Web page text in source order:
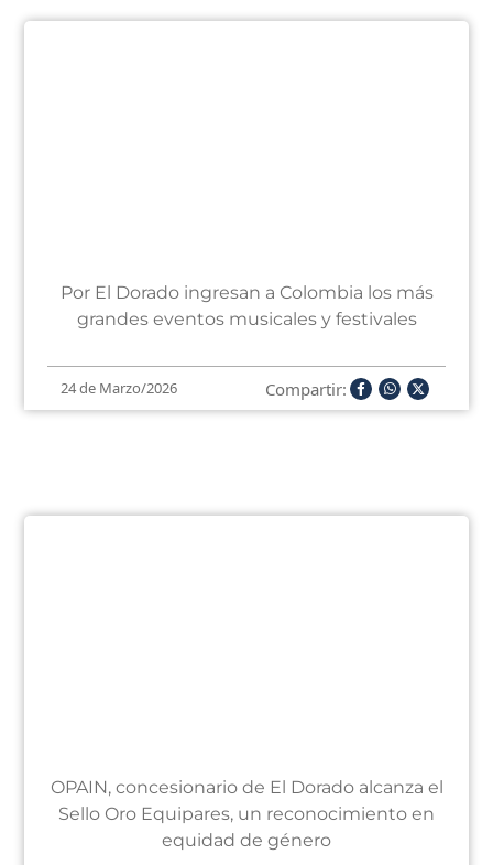
Por El Dorado ingresan a Colombia los más
grandes eventos musicales y festivales
24 de Marzo/2026 Compartir:
OPAIN, concesionario de El Dorado alcanza el
Sello Oro Equipares, un reconocimiento en
equidad de género